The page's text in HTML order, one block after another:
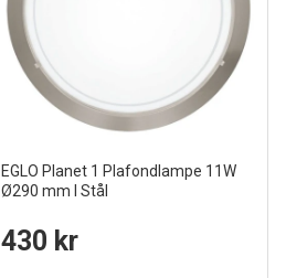
EGLO Planet 1 Plafondlampe 11W
Ø290 mm I Stål
430 kr